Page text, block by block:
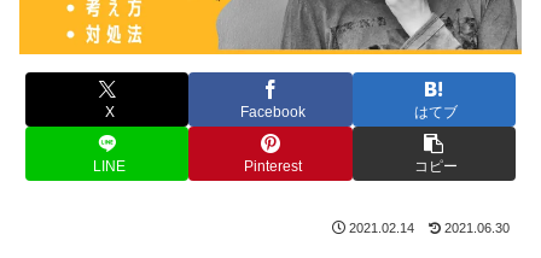
X Facebook はてブ
LINE Pinterest コピー
2021.02.14 2021.06.30